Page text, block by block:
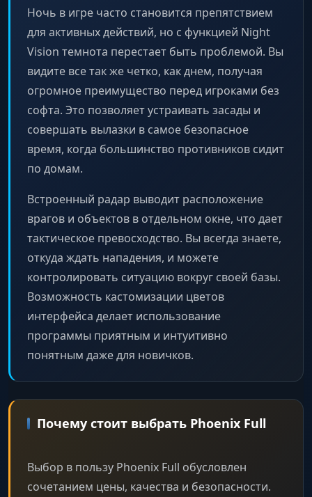
Ночь в игре часто становится препятствием
для активных действий, но с функцией Night
Vision темнота перестает быть проблемой. Вы
видите все так же четко, как днем, получая
огромное преимущество перед игроками без
софта. Это позволяет устраивать засады и
совершать вылазки в самое безопасное
время, когда большинство противников сидит
по домам.
Встроенный радар выводит расположение
врагов и объектов в отдельном окне, что дает
тактическое превосходство. Вы всегда знаете,
откуда ждать нападения, и можете
контролировать ситуацию вокруг своей базы.
Возможность кастомизации цветов
интерфейса делает использование
программы приятным и интуитивно
понятным даже для новичков.
Почему стоит выбрать Phoenix Full
Выбор в пользу Phoenix Full обусловлен
сочетанием цены, качества и безопасности.